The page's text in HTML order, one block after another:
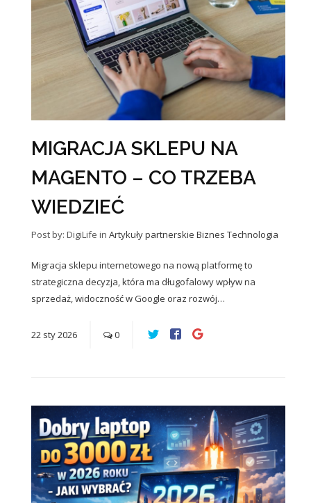
MIGRACJA SKLEPU NA
MAGENTO – CO TRZEBA
WIEDZIEĆ
Post by: DigiLife in Artykuły partnerskie Biznes Technologia
Migracja sklepu internetowego na nową platformę to
strategiczna decyzja, która ma długofalowy wpływ na
sprzedaż, widoczność w Google oraz rozwój…
22 sty2026 0